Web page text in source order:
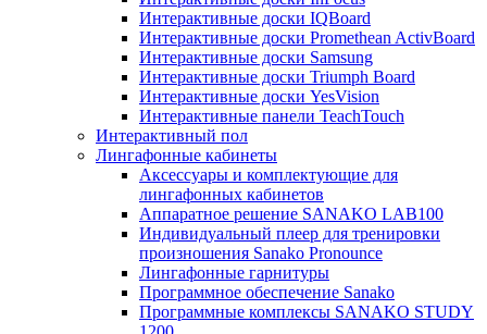
Интерактивные доски IQBoard
Интерактивные доски Promethean ActivBoard
Интерактивные доски Samsung
Интерактивные доски Triumph Board
Интерактивные доски YesVision
Интерактивные панели TeachTouch
Интерактивный пол
Лингафонные кабинеты
Аксессуары и комплектующие для
лингафонных кабинетов
Аппаратное решение SANAKO LAB100
Индивидуальный плеер для тренировки
произношения Sanako Pronounce
Лингафонные гарнитуры
Программное обеспечение Sanako
Программные комплексы SANAKO STUDY